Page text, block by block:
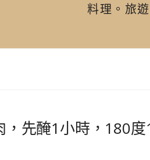
料理。旅
，先醃1小時，180